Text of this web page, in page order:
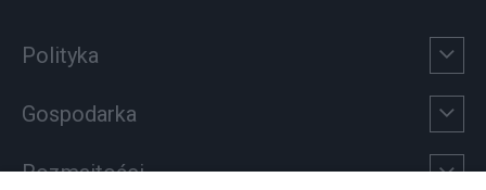
Polityka
Gospodarka
Rozmaitości